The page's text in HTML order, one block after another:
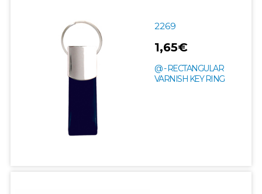
2269
1,65€
@ - RECTANGULAR
VARNISH KEY RING